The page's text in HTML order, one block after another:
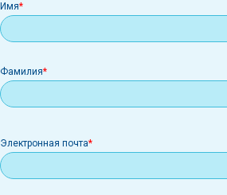
Имя
Фамилия
Электронная
почта
Электронная почта